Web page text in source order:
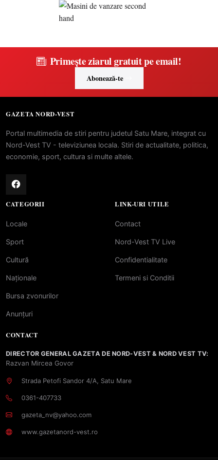
Primește ziarul gratuit pe email!
Abonează-te
GAZETA NORD-VEST
Portal multimedia de stiri pentru judetul Satu Mare, integrat cu
Nord-Vest TV - televiziunea locala. Stiri de actualitate, politica,
economie, sport, cultura si multe altele.
CATEGORII
Locale
Sport
Cultură
Naționale
Bursa zvonurilor
Anunțuri
LINK-URI UTILE
Contact
Nord-Vest TV Live
Confidentialitate
Termeni si Conditii
CONTACT
DIRECTOR GENERAL GAZETA DE NORD-VEST & NORD VEST TV:
Razvan Mircea Govor
Strada Petofi Sandor 4/A, Satu Mare
0361-407733
gazeta_nv@yahoo.com
www.gazetanord-vest.ro